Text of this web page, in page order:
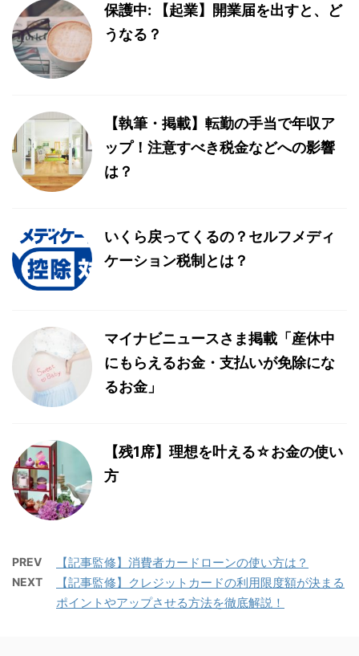
保護中: 【起業】開業届を出すと、ど
うなる？
【執筆・掲載】転勤の手当で年収ア
ップ！注意すべき税金などへの影響
は？
いくら戻ってくるの？セルフメディ
ケーション税制とは？
マイナビニュースさま掲載「産休中
にもらえるお金・支払いが免除にな
るお金」
【残1席】理想を叶える☆お金の使い
方
PREV 【記事監修】消費者カードローンの使い方は？
NEXT
【記事監修】クレジットカードの利用限度額が決まる
ポイントやアップさせる方法を徹底解説！